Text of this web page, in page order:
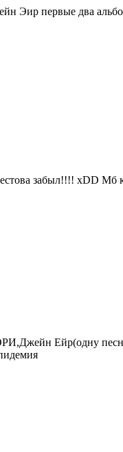
Эир первые два
забыл!!!! xDD Мб
Ейр(одну